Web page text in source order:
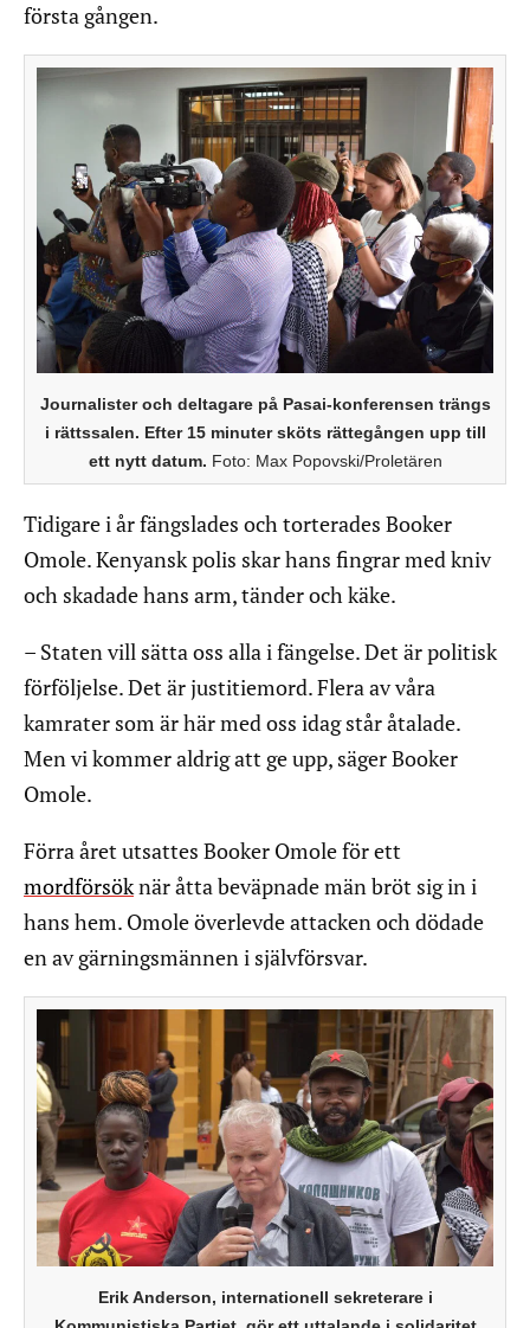
första gången.
Journalister och deltagare på Pasai-konferensen trängs
i rättssalen. Efter 15 minuter sköts rättegången upp till
ett nytt datum. Foto: Max Popovski/Proletären
Tidigare i år fängslades och torterades Booker
Omole. Kenyansk polis skar hans fingrar med kniv
och skadade hans arm, tänder och käke.
– Staten vill sätta oss alla i fängelse. Det är politisk
förföljelse. Det är justitiemord. Flera av våra
kamrater som är här med oss idag står åtalade.
Men vi kommer aldrig att ge upp, säger Booker
Omole.
Förra året utsattes Booker Omole för ett
mordförsöknär åtta beväpnade män bröt sig in i
hans hem. Omole överlevde attacken och dödade
en av gärningsmännen i självförsvar.
Erik Anderson, internationell sekreterare i